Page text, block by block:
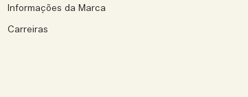
Informações da Marca
Carreiras